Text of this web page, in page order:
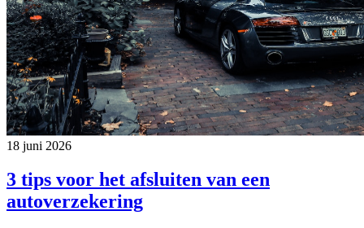
18 juni 2026
3 tips voor het afsluiten van een
autoverzekering